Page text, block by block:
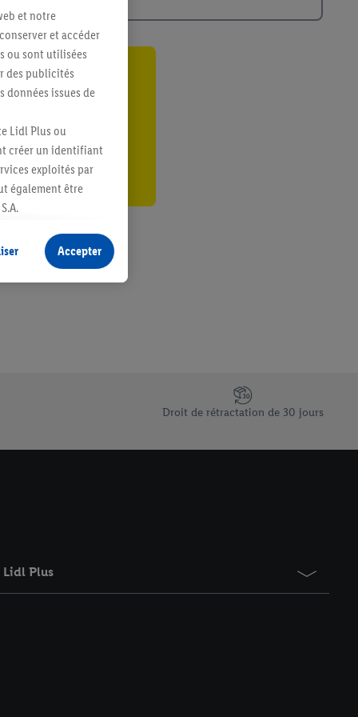
Droit de rétractation de 30 jours
Lidl Plus
et notre
et accéder
ou sont utilisées
des publicités
données issues de
Lidl Plus ou
créer un identifiant
exploités par
également être
sans procéder à
terminaux ou
échéant, d’autres
à tout moment
Accepter